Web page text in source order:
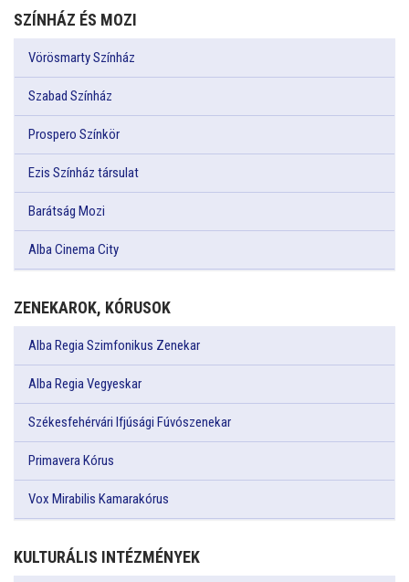
SZÍNHÁZ ÉS MOZI
Vörösmarty Színház
Szabad Színház
Prospero Színkör
Ezis Színház társulat
Barátság Mozi
Alba Cinema City
ZENEKAROK, KÓRUSOK
Alba Regia Szimfonikus Zenekar
Alba Regia Vegyeskar
Székesfehérvári Ifjúsági Fúvószenekar
Primavera Kórus
Vox Mirabilis Kamarakórus
KULTURÁLIS INTÉZMÉNYEK